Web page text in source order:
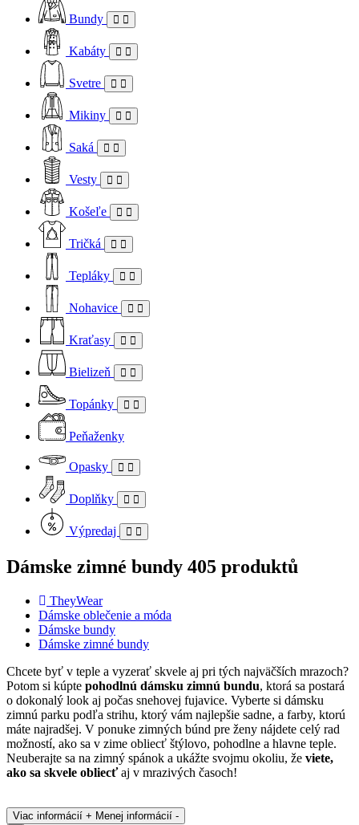
Bundy
Kabáty
Svetre
Mikiny
Saká
Vesty
Košeľe
Tričká
Tepláky
Nohavice
Kraťasy
Bielizeň
Topánky
Peňaženky
Opasky
Doplňky
Výpredaj
Dámske zimné bundy 405 produktů
TheyWear
Dámske oblečenie a móda
Dámske bundy
Dámske zimné bundy
Chcete byť v teple a vyzerať skvele aj pri tých najväčších mrazoch?
Potom si kúpte pohodlnú dámsku zimnú bundu, ktorá sa postará
o dokonalý look aj počas snehovej fujavice. Vyberte si dámsku
zimnú parku podľa strihu, ktorý vám najlepšie sadne, a farby, ktorú
máte najradšej. V ponuke zimných búnd pre ženy nájdete celý rad
možností, ako sa v zime obliecť štýlovo, pohodlne a hlavne teple.
Neuberajte sa na zimný spánok a ukážte svojmu okoliu, že viete,
ako sa skvele obliecťaj v mrazivých časoch!
Viac informácií + Menej informácií -